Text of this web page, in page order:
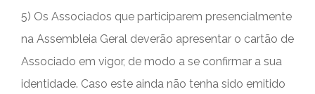
5) Os Associados que participarem presencialmente
na Assembleia Geral deverão apresentar o cartão de
Associado em vigor, de modo a se confirmar a sua
identidade. Caso este ainda não tenha sido emitido